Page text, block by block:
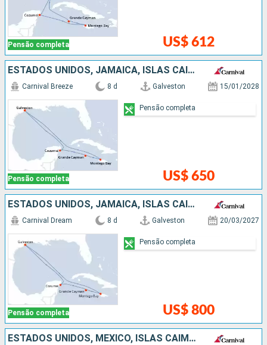
Pensão completa US$ 612
ESTADOS UNIDOS, JAMAICA, ISLAS CAIMÁN, MÉXICO
Pensão completa
Carnival Breeze 8 d Galveston 15/01/2028
US$ 650
Pensão completa
ESTADOS UNIDOS, JAMAICA, ISLAS CAIMÁN, MÉXICO
Pensão completa
Carnival Dream 8 d Galveston 20/03/2027
US$ 800
Pensão completa
ESTADOS UNIDOS, MÉXICO, ISLAS CAIMÁN, JAMAICA